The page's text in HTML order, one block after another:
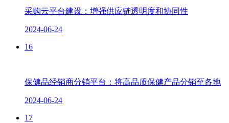
采购云平台建设：增强供应链透明度和协同性
2024-06-24
16
保健品经销商分销平台：将高品质保健产品分销至各地
2024-06-24
17